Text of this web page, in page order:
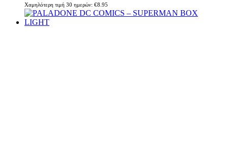
Χαμηλότερη τιμή 30 ημερών: €8.95